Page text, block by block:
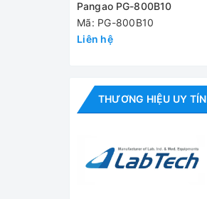
✅ Hướng dẫn sử dụng
Đánh giá
Pangao PG-800B10
Mã: PG-800B10
Liên hệ
THƯƠNG HIỆU UY TÍN